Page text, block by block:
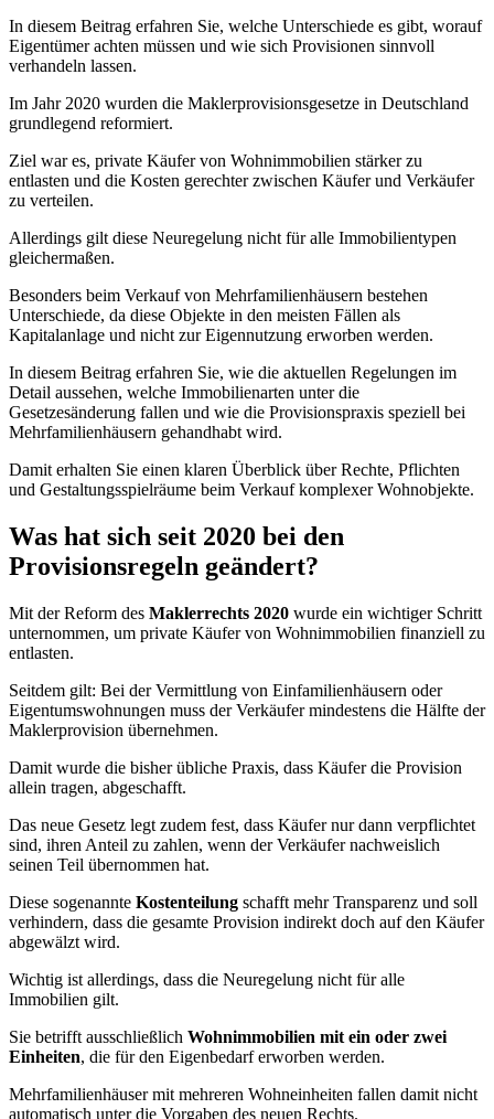
In diesem Beitrag erfahren Sie, welche Unterschiede es gibt, worauf
Eigentümer achten müssen und wie sich Provisionen sinnvoll
verhandeln lassen.
Im Jahr 2020 wurden die Maklerprovisionsgesetze in Deutschland
grundlegend reformiert.
Ziel war es, private Käufer von Wohnimmobilien stärker zu
entlasten und die Kosten gerechter zwischen Käufer und Verkäufer
zu verteilen.
Allerdings gilt diese Neuregelung nicht für alle Immobilientypen
gleichermaßen.
Besonders beim Verkauf von Mehrfamilienhäusern bestehen
Unterschiede, da diese Objekte in den meisten Fällen als
Kapitalanlage und nicht zur Eigennutzung erworben werden.
In diesem Beitrag erfahren Sie, wie die aktuellen Regelungen im
Detail aussehen, welche Immobilienarten unter die
Gesetzesänderung fallen und wie die Provisionspraxis speziell bei
Mehrfamilienhäusern gehandhabt wird.
Damit erhalten Sie einen klaren Überblick über Rechte, Pflichten
und Gestaltungsspielräume beim Verkauf komplexer Wohnobjekte.
Was hat sich seit 2020 bei den
Provisionsregeln geändert?
Mit der Reform des Maklerrechts 2020 wurde ein wichtiger Schritt
unternommen, um private Käufer von Wohnimmobilien finanziell zu
entlasten.
Seitdem gilt: Bei der Vermittlung von Einfamilienhäusern oder
Eigentumswohnungen muss der Verkäufer mindestens die Hälfte der
Maklerprovision übernehmen.
Damit wurde die bisher übliche Praxis, dass Käufer die Provision
allein tragen, abgeschafft.
Das neue Gesetz legt zudem fest, dass Käufer nur dann verpflichtet
sind, ihren Anteil zu zahlen, wenn der Verkäufer nachweislich
seinen Teil übernommen hat.
Diese sogenannte Kostenteilung schafft mehr Transparenz und soll
verhindern, dass die gesamte Provision indirekt doch auf den Käufer
abgewälzt wird.
Wichtig ist allerdings, dass die Neuregelung nicht für alle
Immobilien gilt.
Sie betrifft ausschließlich Wohnimmobilien mit ein oder zwei
Einheiten, die für den Eigenbedarf erworben werden.
Mehrfamilienhäuser mit mehreren Wohneinheiten fallen damit nicht
automatisch unter die Vorgaben des neuen Rechts.